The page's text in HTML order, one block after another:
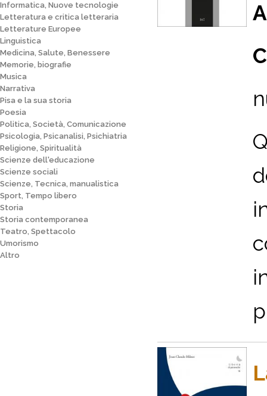
Informatica, Nuove tecnologie
Letteratura e critica letteraria
Letterature Europee
Linguistica
Medicina, Salute, Benessere
Memorie, biografie
Musica
Narrativa
Pisa e la sua storia
Poesia
Politica, Società, Comunicazione
Psicologia, Psicanalisi, Psichiatria
Religione, Spiritualità
Scienze dell'educazione
Scienze sociali
Scienze, Tecnica, manualistica
Sport, Tempo libero
Storia
Storia contemporanea
Teatro, Spettacolo
Umorismo
Altro